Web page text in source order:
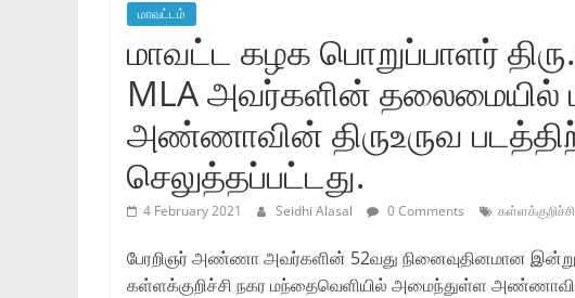
மாவட்டம்
மாவட்ட கழக பொறுப்பாளர்
MLA அவர்களின் தலைமையில்
அண்ணாவின் திருஉருவ
செலுத்தப்பட்டது.
4 February 2021 Seidhi Alasal 0 Comments கள்ளக்குறிச்சி
பேரறிஞர் அண்ணா அவர்களின் 52வது நினைவுதினமான இன்று
கள்ளக்குறிச்சி நகர மந்தைவெளியில் அமைந்துள்ள அண்ணாவின்